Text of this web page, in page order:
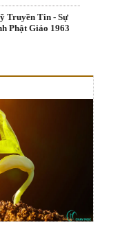
Truyền Tin - Sự
Phật Giáo 1963